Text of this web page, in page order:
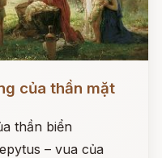
của thần mặt
thần biển
– vua của